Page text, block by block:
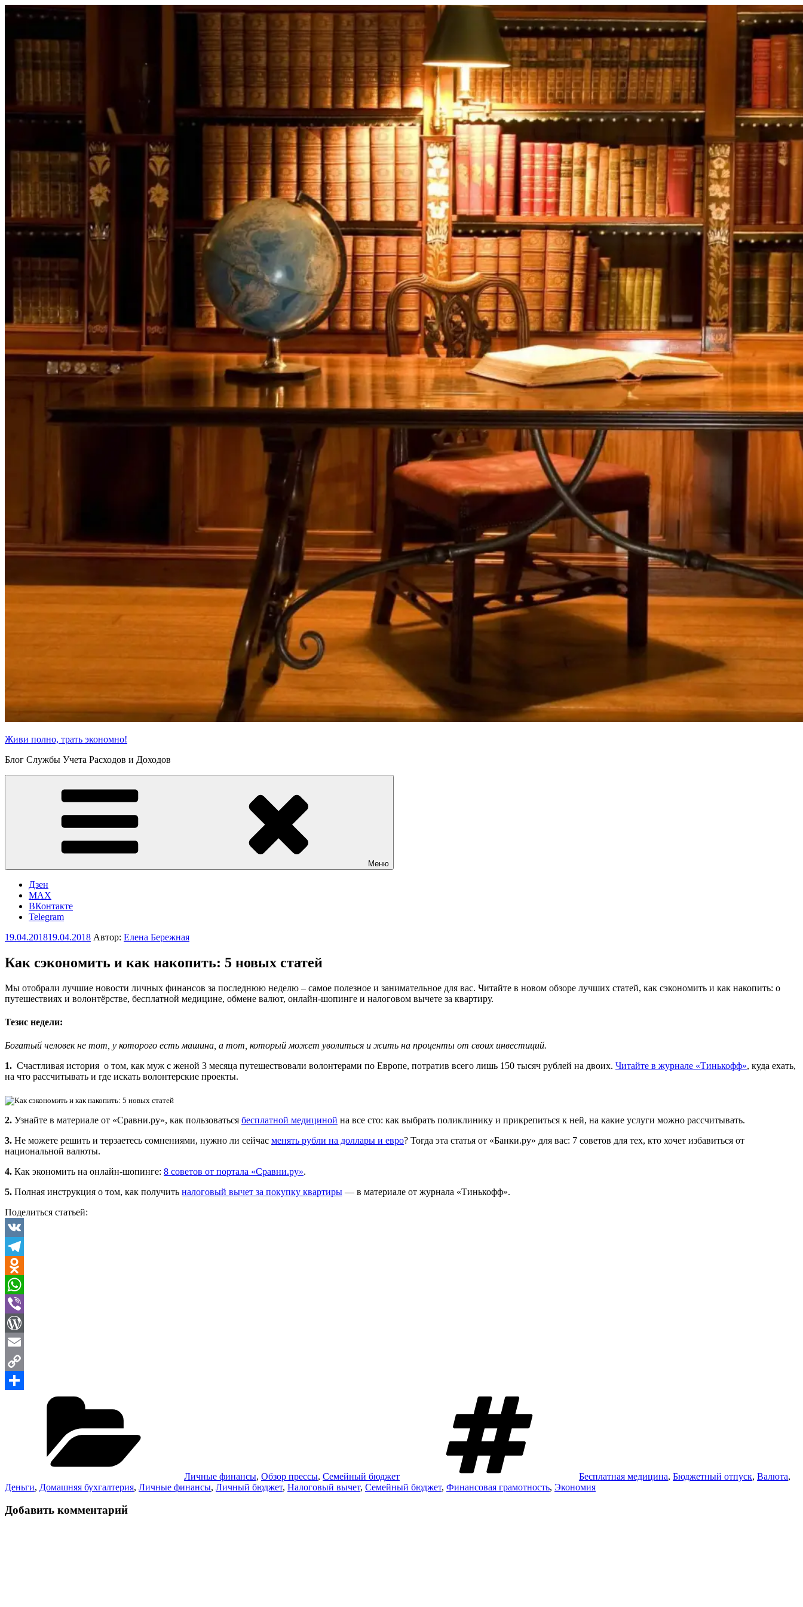
Перейти
Живи полно, трать экономно!
Блог Службы Учета Расходов и Доходов
Меню
Дзен
MAX
ВКонтакте
Telegram
Опубликовано
19.04.201819.04.2018 Автор: Елена Бережная
Как сэкономить и как накопить: 5 новых статей
Мы отобрали лучшие новости личных финансов за последнюю неделю – самое полезное и занимательное для вас. Читайте в новом обзоре лучших статей, как сэкономить и как накопить: о
путешествиях и волонтёрстве, бесплатной медицине, обмене валют, онлайн-шопинге и налоговом вычете за квартиру.
Тезис недели:
Богатый человек не тот, у которого есть машина, а тот, который может уволиться и жить на проценты от своих инвестиций.
1. Счастливая история о том, как муж с женой 3 месяца путешествовали волонтерами по Европе, потратив всего лишь 150 тысяч рублей на двоих. Читайте в журнале «Тинькофф», куда ехать,
на что рассчитывать и где искать волонтерские проекты.
2. Узнайте в материале от «Сравни.ру», как пользоваться бесплатной медициной на все сто: как выбрать поликлинику и прикрепиться к ней, на какие услуги можно рассчитывать.
3. Не можете решить и терзаетесь сомнениями, нужно ли сейчас менять рубли на доллары и евро? Тогда эта статья от «Банки.ру» для вас: 7 советов для тех, кто хочет избавиться от
национальной валюты.
4. Как экономить на онлайн-шопинге: 8 советов от портала «Сравни.ру».
5. Полная инструкция о том, как получить налоговый вычет за покупку квартиры — в материале от журнала «Тинькофф».
Поделиться статьей:
VK
Telegram
Odnoklassniki
WhatsApp
Viber
WordPress
Email
Copy
Отправить
Личные финансы, Обзор прессы, Семейный бюджет Бесплатная медицина, Бюджетный отпуск, Валюта,
Деньги, Домашняя бухгалтерия, Личные финансы, Личный бюджет, Налоговый вычет, Семейный бюджет, Финансовая грамотность, Экономия
Добавить комментарий